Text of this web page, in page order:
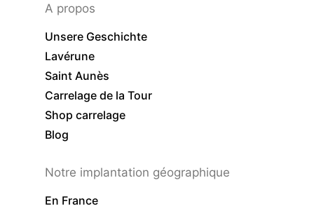
A propos
Unsere Geschichte
Lavérune
Saint Aunès
Carrelage de la Tour
Shop carrelage
Blog
Notre implantation géographique
En France